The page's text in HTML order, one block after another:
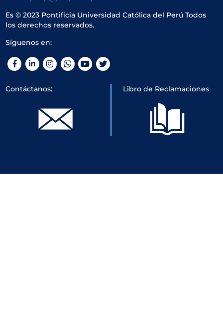
Es © 2023 Pontificia Universidad Católica del Perú Todos
los derechos reservados.
Síguenos en:
Facebook
LinkedInInstagramWhatsApp
YouTubeTwitter
Contáctanos: Libro de Reclamaciones